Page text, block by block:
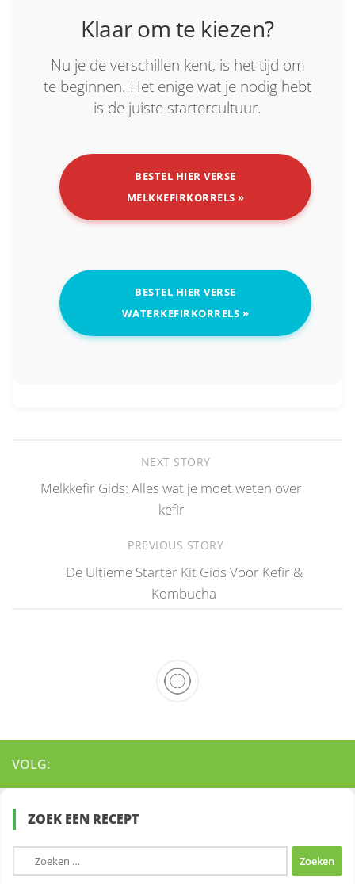
Klaar om te kiezen?
Nu je de verschillen kent, is het tijd om
te beginnen. Het enige wat je nodig hebt
is de juiste startercultuur.
BESTEL HIER VERSE
MELKKEFIRKORRELS »
BESTEL HIER VERSE
WATERKEFIRKORRELS »
NEXT STORY
Melkkefir Gids: Alles wat je moet weten over
kefir
PREVIOUS STORY
De Ultieme Starter Kit Gids Voor Kefir &
Kombucha
VOLG:
ZOEK EEN RECEPT
Zoeken
naar: